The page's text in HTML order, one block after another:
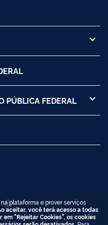
PÚBLICA FEDERAL
plataforma e prover serviços
aceitar, você terá acesso a todas
"Rejeitar Cookies", os cookies